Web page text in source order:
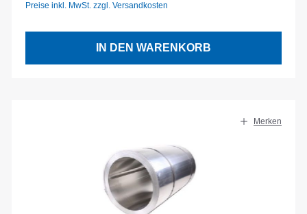
Preise inkl. MwSt. zzgl. Versandkosten
IN DEN WARENKORB
Merken